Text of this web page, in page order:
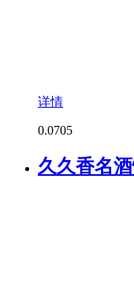
详情
0.0705
久久香名